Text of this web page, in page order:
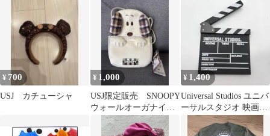
¥ 700
USJ カチューシャ
¥ 1,000
USJ限定販売 SNOOPY
ウォールオーガナイザ
¥ 1,400
Universal Studios ユニバ
ーサルスタジオ 映画用
本格 クランクボード ス
レートボード カチンコ